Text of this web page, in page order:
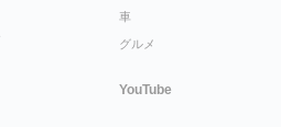
車
グルメ
YouTube